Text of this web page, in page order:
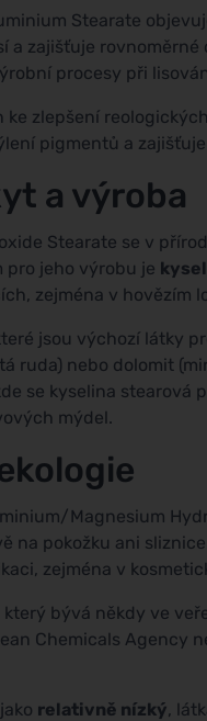
Stearate
a zajišťuje
procesy při
ke zlepšení
pigmentů a
a výroba
Stearate se v
pro jeho výrobu je
zejména v hovězím
jsou výchozí látky
ruda) nebo dolomit
se kyselina stearová
mýdel.
Magnesium
na pokožku ani
zejména v
bývá někdy ve
Chemicals Agency
relativně nízký,